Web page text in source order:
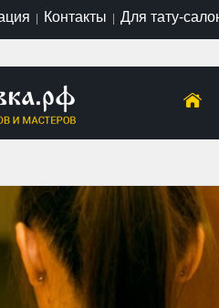
| Контакты | Для тату-